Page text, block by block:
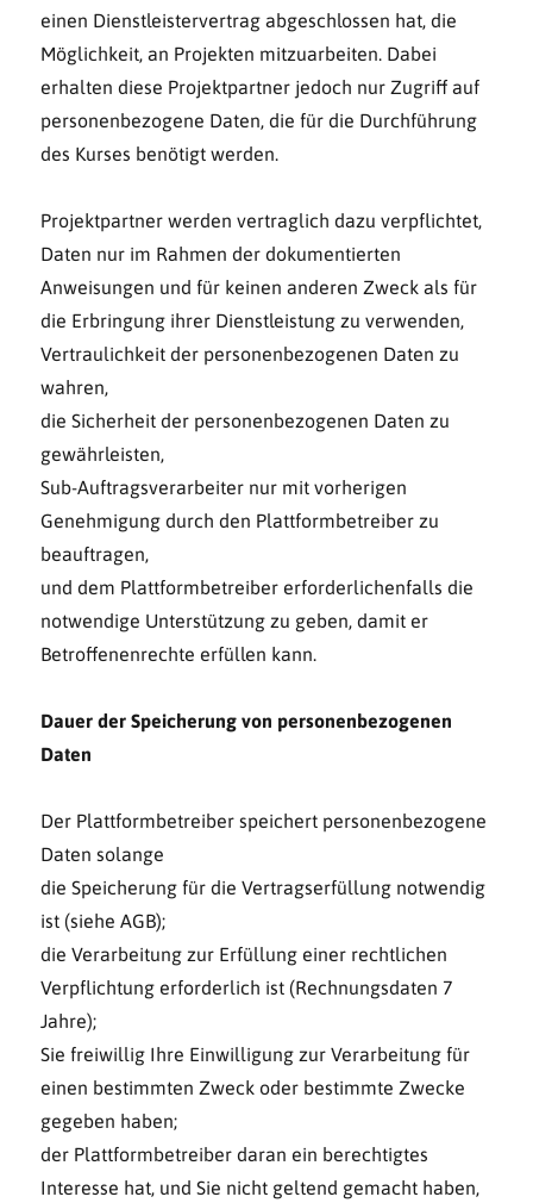
einen Dienstleistervertrag abgeschlossen hat, die
Möglichkeit, an Projekten mitzuarbeiten. Dabei
erhalten diese Projektpartner jedoch nur Zugriff auf
personenbezogene Daten, die für die Durchführung
des Kurses benötigt werden.
Projektpartner werden vertraglich dazu verpflichtet,
Daten nur im Rahmen der dokumentierten
Anweisungen und für keinen anderen Zweck als für
die Erbringung ihrer Dienstleistung zu verwenden,
Vertraulichkeit der personenbezogenen Daten zu
wahren,
die Sicherheit der personenbezogenen Daten zu
gewährleisten,
Sub-Auftragsverarbeiter nur mit vorherigen
Genehmigung durch den Plattformbetreiber zu
beauftragen,
und dem Plattformbetreiber erforderlichenfalls die
notwendige Unterstützung zu geben, damit er
Betroffenenrechte erfüllen kann.
Dauer der Speicherung von personenbezogenen
Daten
Der Plattformbetreiber speichert personenbezogene
Daten solange
die Speicherung für die Vertragserfüllung notwendig
ist (siehe AGB);
die Verarbeitung zur Erfüllung einer rechtlichen
Verpflichtung erforderlich ist (Rechnungsdaten 7
Jahre);
Sie freiwillig Ihre Einwilligung zur Verarbeitung für
einen bestimmten Zweck oder bestimmte Zwecke
gegeben haben;
der Plattformbetreiber daran ein berechtigtes
Interesse hat, und Sie nicht geltend gemacht haben,